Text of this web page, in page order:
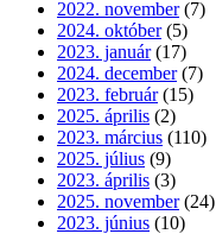
2022. november (7)
2024. október (5)
2023. január (17)
2024. december (7)
2023. február (15)
2025. április (2)
2023. március (110)
2025. július (9)
2023. április (3)
2025. november (24)
2023. június (10)